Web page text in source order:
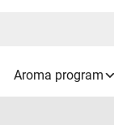
Aroma program